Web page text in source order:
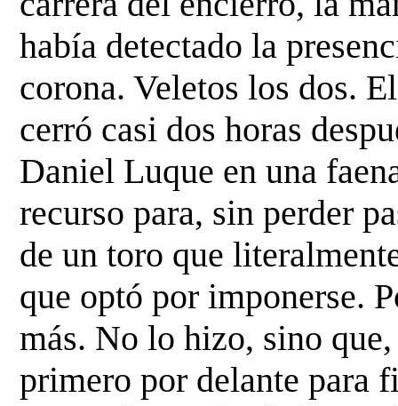
había detectado la
corona. Veletos los dos.
cerró casi dos horas
Daniel Luque en una
recurso para, sin perder
de un toro que
que optó por imponerse.
más. No lo hizo, sino
primero por delante para